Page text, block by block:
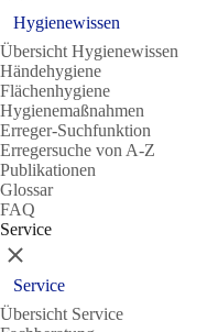
Hygienewissen
Übersicht Hygienewissen
Händehygiene
Flächenhygiene
Hygienemaßnahmen
Erreger-Suchfunktion
Erregersuche von A-Z
Publikationen
Glossar
FAQ
Service
Schließen
Service
Übersicht Service